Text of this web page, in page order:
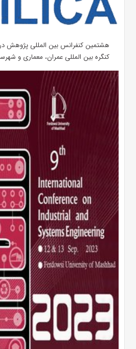
هشتمین کنفرانس بین المللی پژوهش
کنگره بین المللی عمران، معماری و